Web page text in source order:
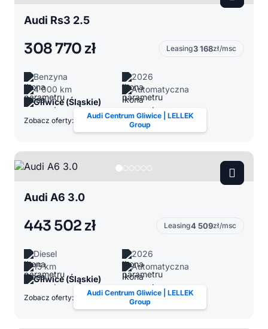
Audi Rs3 2.5
308 770 zł Leasing3 168zł/msc
Benzyna
2026
4 000 km
Automatyczna
Gliwice (Śląskie)
Zobacz oferty:
Audi Centrum Gliwice | LELLEK
Group
Audi A6 3.0
443 502 zł Leasing4 509zł/msc
Diesel
2026
15 km
Automatyczna
Gliwice (Śląskie)
Zobacz oferty:
Audi Centrum Gliwice | LELLEK
Group